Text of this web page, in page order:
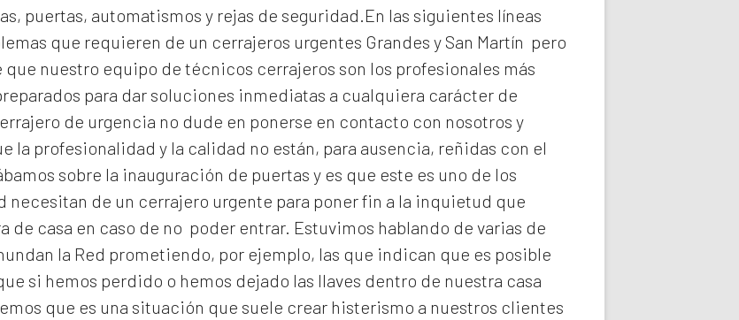
puertas, automatismos y rejas de seguridad.En las siguientes líneas
que requieren de un cerrajeros urgentes Grandes y San Martín pero
nuestro equipo de técnicos cerrajeros son los profesionales más
para dar soluciones inmediatas a cualquiera carácter de
de urgencia no dude en ponerse en contacto con nosotros y
la profesionalidad y la calidad no están, para ausencia, reñidas con el
sobre la inauguración de puertas y es que este es uno de los
de un cerrajero urgente para poner fin a la inquietud que
de casa en caso de no poder entrar. Estuvimos hablando de varias de
la Red prometiendo, por ejemplo, las que indican que es posible
si hemos perdido o hemos dejado las llaves dentro de nuestra casa
que es una situación que suele crear histerismo a nuestros clientes